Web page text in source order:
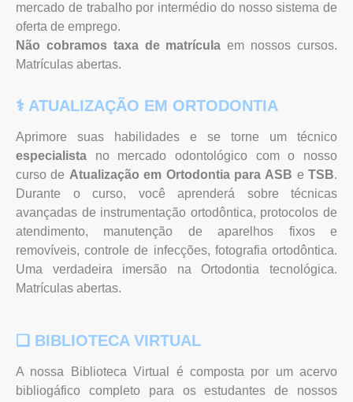
mercado de trabalho por intermédio do nosso sistema de
oferta de emprego.
Não cobramos taxa de matrícula em nossos cursos.
Matrículas abertas.
⚕︎ ATUALIZAÇÃO EM ORTODONTIA
Aprimore suas habilidades e se torne um técnico
especialista no mercado odontológico com o nosso
curso de Atualizaçãoem Ortodontia para ASB e TSB.
Durante o curso, você aprenderá sobre técnicas
avançadas de instrumentação ortodôntica, protocolos de
atendimento, manutenção de aparelhos fixos e
removíveis, controle de infecções, fotografia ortodôntica.
Uma verdadeira imersão na Ortodontia tecnológica.
Matrículas abertas.
❏ BIBLIOTECA VIRTUAL
A nossa Biblioteca Virtual é composta por um acervo
bibliogáfico completo para os estudantes de nossos